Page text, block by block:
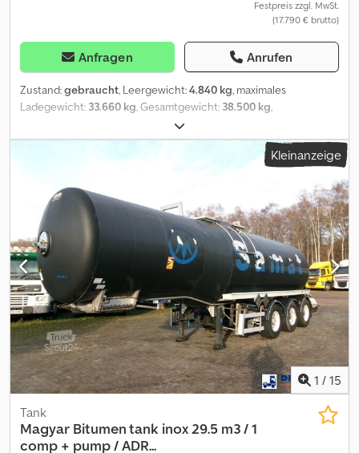
Festpreis zzgl. MwSt.
(17.790 € brutto)
Anfragen Anrufen
Zustand:gebraucht, Leergewicht:4.840 kg, maximales
Ladegewicht: 33.660 kg , Gesamtgewicht: 38.500 kg
, Federung:
R22,5 160J, Farbe:Beige, Getriebetyp:Sonstige,
385/65 R22,5 160J , Hinterreifengröße:385/65
Ausstattung:ABS, Druckluftbremse
, Ansprechpartner Verkauf:
Frank Rau / Russian / English / German - Bachar Ibrahim / Arabic /
English / German - Zulassungsservice, HU/SP/UVV, Überführung
zum Hafen Grundfarbe: beige Extras in der Ausstattung ABS,
Druckluftbremse, Luftfederung, Preis auf Anfrage (Mobile)
Aufbautyp: Feldbinder Lebensmittel Tank Container 26500 L 2
Kammern Heizung 20ft Chassis Edelstahl Djdpsxvhq Tjfx Ai Sekr
Containerchassis Bj. 1991 für Tankcontainer Trommelbremse
Zustand normal Irrtümer vorbehalten.
Kleinanzeige
1 / 15
Tank
Magyar Bitumen tank inox 29.5 m3 / 1
comp + pump / ADR...